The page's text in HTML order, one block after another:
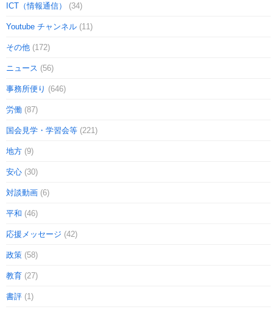
ICT（情報通信） (34)
Youtube チャンネル (11)
その他 (172)
ニュース (56)
事務所便り (646)
労働 (87)
国会見学・学習会等 (221)
地方 (9)
安心 (30)
対談動画 (6)
平和 (46)
応援メッセージ (42)
政策 (58)
教育 (27)
書評 (1)